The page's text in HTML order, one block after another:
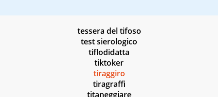
tessera del tifoso
test sierologico
tiflodidatta
tiktoker
tiraggiro
tiragraffi
titaneggiare